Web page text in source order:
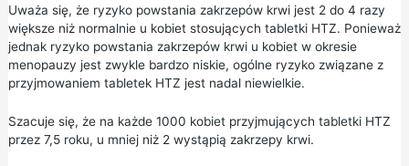
Uważa się, że ryzyko powstania zakrzepów krwi jest 2 do 4 razy
większe niż normalnie u kobiet stosujących tabletki HTZ. Ponieważ
jednak ryzyko powstania zakrzepów krwi u kobiet w okresie
menopauzy jest zwykle bardzo niskie, ogólne ryzyko związane z
przyjmowaniem tabletek HTZ jest nadal niewielkie.
Szacuje się, że na każde 1000 kobiet przyjmujących tabletki HTZ
przez 7,5 roku, u mniej niż 2 wystąpią zakrzepy krwi.